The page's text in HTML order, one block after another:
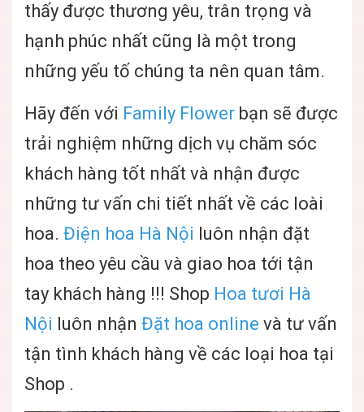
thấy được thương yêu, trân trọng và
hạnh phúc nhất cũng là một trong
những yếu tố chúng ta nên quan tâm.
Hãy đến với Family Flower bạn sẽ được
trải nghiệm những dịch vụ chăm sóc
khách hàng tốt nhất và nhận được
những tư vấn chi tiết nhất về các loài
hoa. Điện hoa Hà Nội luôn nhận đặt
hoa theo yêu cầu và giao hoa tới tận
tay khách hàng !!! Shop Hoa tươi Hà
Nội luôn nhận Đặt hoa online và tư vấn
tận tình khách hàng về các loại hoa tại
Shop .